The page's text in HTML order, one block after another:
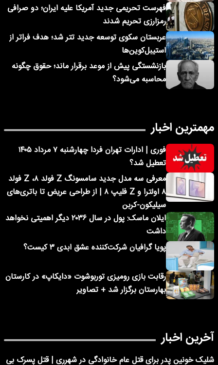
فهرست تحریمی جدید آمریکا علیه ایران؛ دو صرافی
رمزارزی تحریم شدند
عربستان سکوی توسعه جدید تتر شد؛ هدف فراتر از
استیبل‌کوین‌ها
بازنشستگی پیش از موعد برقرار ماند؛ حقوق چگونه
محاسبه می‌شود؟
مهمترین اخبار
فوری | ادارات تهران فردا چهارشنبه ۷ مرداد ۱۴۰۵
تعطیل شد؟
معرفی سه مدل جدید سامسونگ Z فولد ۸، Z فولد
۸ اولترا و Z فلیپ ۸ | از طراحی عریض تا باتری‌های
سیلیکون-کربن
ایلان ماسک: پول در سال ۲۰۳۶ دیگر اهمیتی نخواهد
داشت
پویا گرافیان شرکت‌کننده عشق ابدی ۳ کیست؟
رقابت بازی رومیزی توربوشوت «دایکاپ» در کارستان
بهارستان برگزار شد + تصاویر
آخرین اخبار
شلیک خونین پدر برای قتل عام خانوادگی در شهرری | قتل پسرک بی